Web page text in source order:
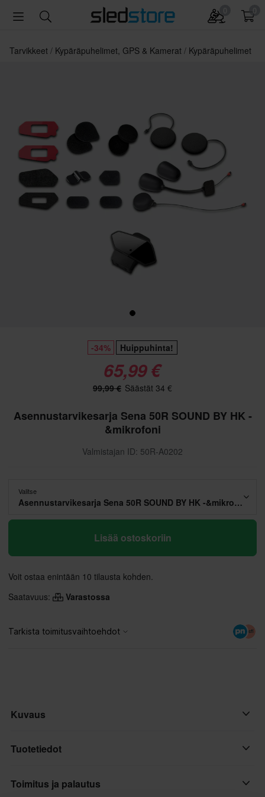
Tarvikkeet Kypäräpuhelimet, GPS & Kamerat Kypäräpuhelimet
-34% Huippuhinta!
65,99 €
99,99 € Säästät 34 €
Asennustarvikesarja Sena 50R SOUND BY HK -
&mikrofoni
Valmistajan ID: 50R-A0202
Valitse
Asennustarvikesarja Sena 50R SOUND BY HK -&mikrofoni
Lisää ostoskoriin
Voit ostaa enintään 10 tilausta kohden.
Saatavuus:
Varastossa
Kuvaus
Ensiluokkainen ääni 50R:n Harman Kardonin kaiuttimilla ja
kehitettiin Harman Kardonin ääniasiantuntijoiden kanssa.
Tuotetiedot
Merkki
Toimitus ja palautus